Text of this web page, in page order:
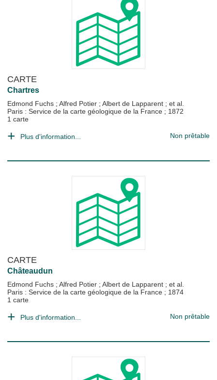
CARTE
Chartres
Edmond Fuchs ; Alfred Potier ; Albert de Lapparent ; et al.
Paris : Service de la carte géologique de la France ; 1872
1 carte
Plus d'information... Non prêtable
CARTE
Châteaudun
Edmond Fuchs ; Alfred Potier ; Albert de Lapparent ; et al.
Paris : Service de la carte géologique de la France ; 1874
1 carte
Plus d'information... Non prêtable